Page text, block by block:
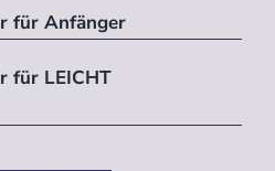
für Anfänger
für LEICHT